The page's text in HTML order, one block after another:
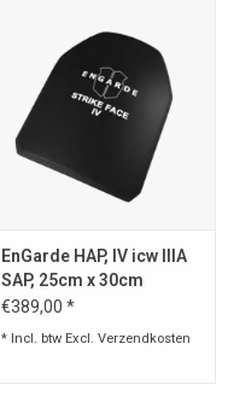
EnGarde HAP, IV icw IIIA
SAP, 25cm x 30cm
€389,00 *
* Incl. btw Excl. Verzendkosten